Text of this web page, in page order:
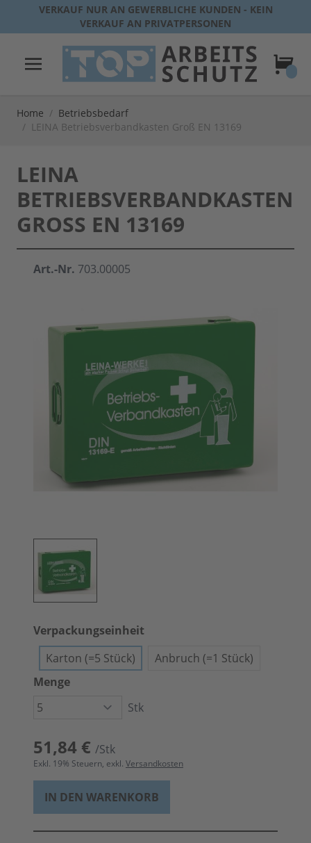
Direkt zum Inhalt
VERKAUF NUR AN GEWERBLICHE KUNDEN - KEIN
VERKAUF AN PRIVATPERSONEN
Home / Betriebsbedarf
/ LEINA Betriebsverbandkasten Groß EN 13169
LEINA
BETRIEBSVERBANDKASTEN
GROSS EN 13169
Art.-Nr. 703.00005
Verpackungseinheit
Karton (=5 Stück)
Anbruch (=1 Stück)
Menge
Stk
51,84 € /Stk
Exkl. 19% Steuern, exkl. Versandkosten
IN DEN WARENKORB